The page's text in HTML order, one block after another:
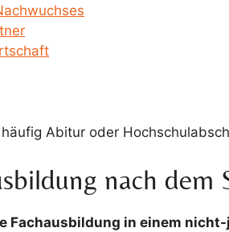
Abitur oder
nach dem
Fachausbildung in einem